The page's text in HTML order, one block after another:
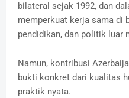
bilateral sejak 1992, dan
memperkuat kerja sama di
pendidikan, dan politik luar
Namun, kontribusi
bukti konkret dari kualitas
praktik nyata.